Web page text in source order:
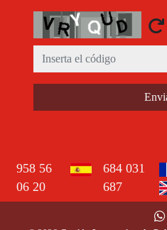
Captcha
958 56
06 20
684 031
687